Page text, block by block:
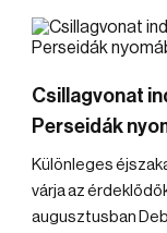
Csillagvonat
Perseidák
Különleges
várja az
augusztusban